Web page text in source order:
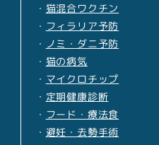
・ 猫混合ワクチン
・ フィラリア予防
・ ノミ・ダニ予防
・ 猫の病気
・ マイクロチップ
・ 定期健康診断
・ フード・療法食
・ 避妊・去勢手術